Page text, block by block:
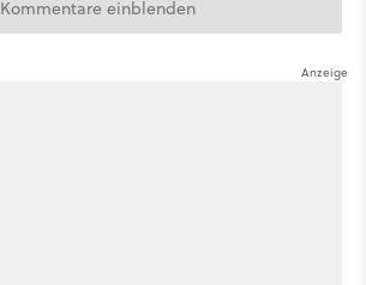
Kommentare einblenden